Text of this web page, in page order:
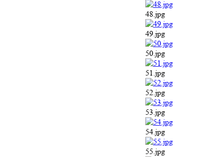
48.jpg
49.jpg
50.jpg
51.jpg
52.jpg
53.jpg
54.jpg
55.jpg